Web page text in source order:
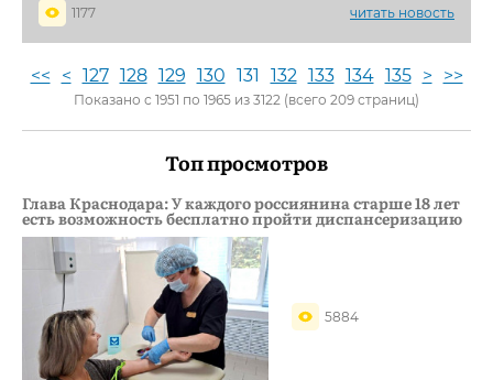
1177
читать новость
<< < 127 128 129 130 131 132 133 134 135 > >>
Показано с 1951 по 1965 из 3122 (всего 209 страниц)
Топ просмотров
Глава Краснодара: У каждого россиянина старше 18 лет
есть возможность бесплатно пройти диспансеризацию
5884